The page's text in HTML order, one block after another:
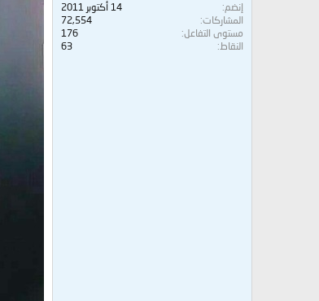
إنضم
14 أكتوبر 2011
المشاركات
72,554
مستوى التفاعل
176
النقاط
63